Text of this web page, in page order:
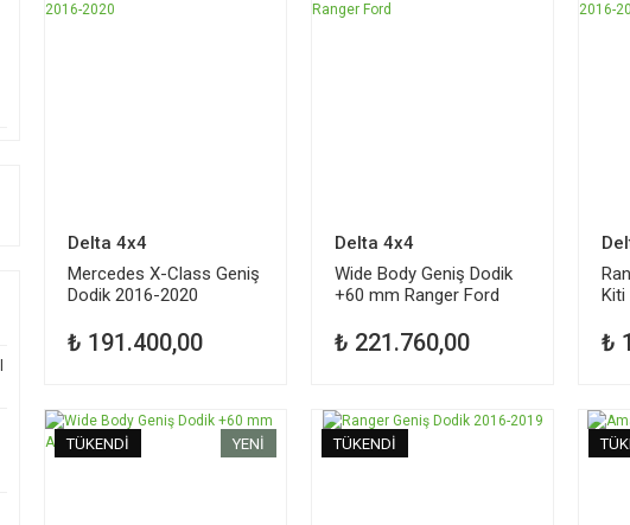
Delta 4x4
Mercedes X-Class Geniş
Dodik 2016-2020
₺ 191.400,00
Delta 4x4
Wide Body Geniş Dodik
+60 mm Ranger Ford
₺ 221.760,00
Kiti
₺
TÜKENDİ YENİ TÜKENDİ